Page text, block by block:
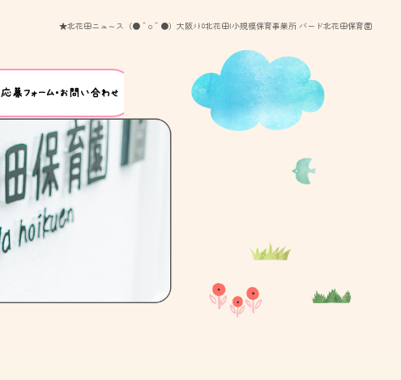
★北花田ニュ～ス（●＾o＾●）大阪ﾒﾄﾛ北花田|小規模保育事業所 バード北花田保育園